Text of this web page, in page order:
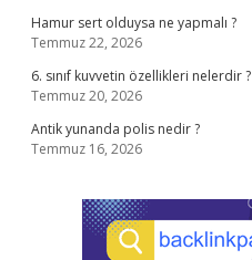
Hamur sert olduysa ne yapmalı ?
Temmuz 22, 2026
6. sınıf kuvvetin özellikleri nelerdir ?
Temmuz 20, 2026
Antik yunanda polis nedir ?
Temmuz 16, 2026